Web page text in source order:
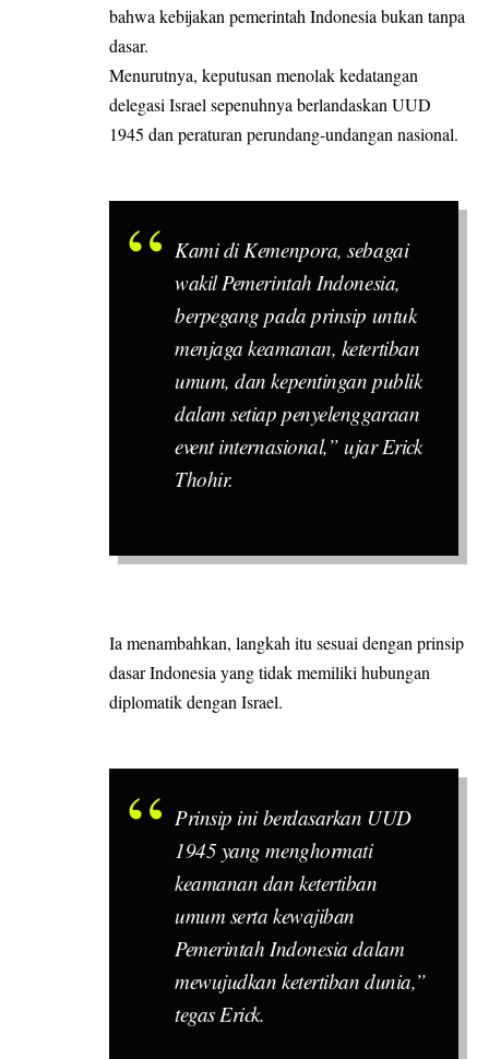
bahwa kebijakan pemerintah Indonesia bukan tanpa
dasar.
Menurutnya, keputusan menolak kedatangan
delegasi Israel sepenuhnya berlandaskan UUD
1945 dan peraturan perundang-undangan nasional.
Kami di Kemenpora, sebagai
wakil Pemerintah Indonesia,
berpegang pada prinsip untuk
menjaga keamanan, ketertiban
umum, dan kepentingan publik
dalam setiap penyelenggaraan
event internasional,” ujar Erick
Thohir.
Ia menambahkan, langkah itu sesuai dengan prinsip
dasar Indonesia yang tidak memiliki hubungan
diplomatik dengan Israel.
Prinsip ini berdasarkan UUD
1945 yang menghormati
keamanan dan ketertiban
umum serta kewajiban
Pemerintah Indonesia dalam
mewujudkan ketertiban dunia,”
tegas Erick.